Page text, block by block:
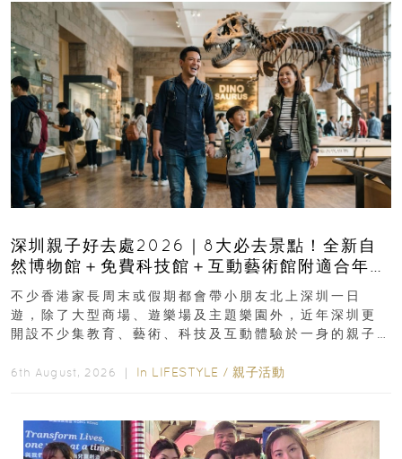
深圳親子好去處2026｜8大必去景點！全新自
然博物館＋免費科技館＋互動藝術館附適合年
齡、交通、門票、開放時間
不少香港家長周末或假期都會帶小朋友北上深圳一日
遊，除了大型商場、遊樂場及主題樂園外，近年深圳更
開設不少集教育、藝術、科技及互動體驗於一身的親子
6th August, 2026 ｜ In LIFESTYLE / 親子活動